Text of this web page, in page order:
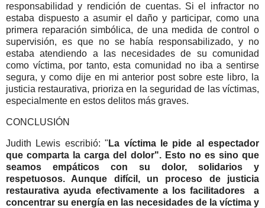
responsabilidad y rendición de cuentas. Si el infractor no
estaba dispuesto a asumir el daño y participar, como una
primera reparación simbólica, de una medida de control o
supervisión, es que no se había responsabilizado, y no
estaba atendiendo a las necesidades de su comunidad
como víctima, por tanto, esta comunidad no iba a sentirse
segura, y como dije en mi anterior post sobre este libro, la
justicia restaurativa, prioriza en la seguridad de las víctimas,
especialmente en estos delitos más graves.
CONCLUSIÓN
Judith Lewis escribió: " La víctima le pide al espectador
que comparta la carga del dolor". Esto no es sino que
seamos empáticos con su dolor, solidarios y
respetuosos. Aunque difícil, un proceso de justicia
restaurativa ayuda efectivamente a los facilitadores a
concentrar su energía en las necesidades de la víctima y